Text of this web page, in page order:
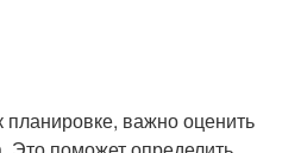
планировке, важно оценить